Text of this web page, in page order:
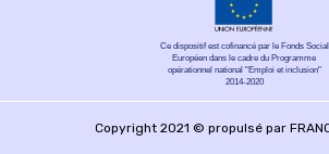
Ce dispositif est cofinancé par le Fonds Social
Européen dans le cadre du Programme
opérationnel national "Emploi et inclusion"
2014-2020
Copyright 2021 © propulsé par